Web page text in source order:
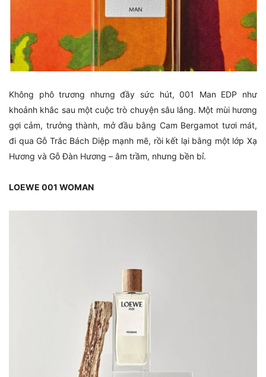
Không phô trương nhưng đầy sức hút, 001 Man EDP như
khoảnh khắc sau một cuộc trò chuyện sâu lắng. Một mùi hương
gợi cảm, trưởng thành, mở đầu bằng Cam Bergamot tươi mát,
đi qua Gỗ Trắc Bách Diệp mạnh mẽ, rồi kết lại bằng một lớp Xạ
Hương và Gỗ Đàn Hương – âm trầm, nhưng bền bỉ.
LOEWE 001 WOMAN